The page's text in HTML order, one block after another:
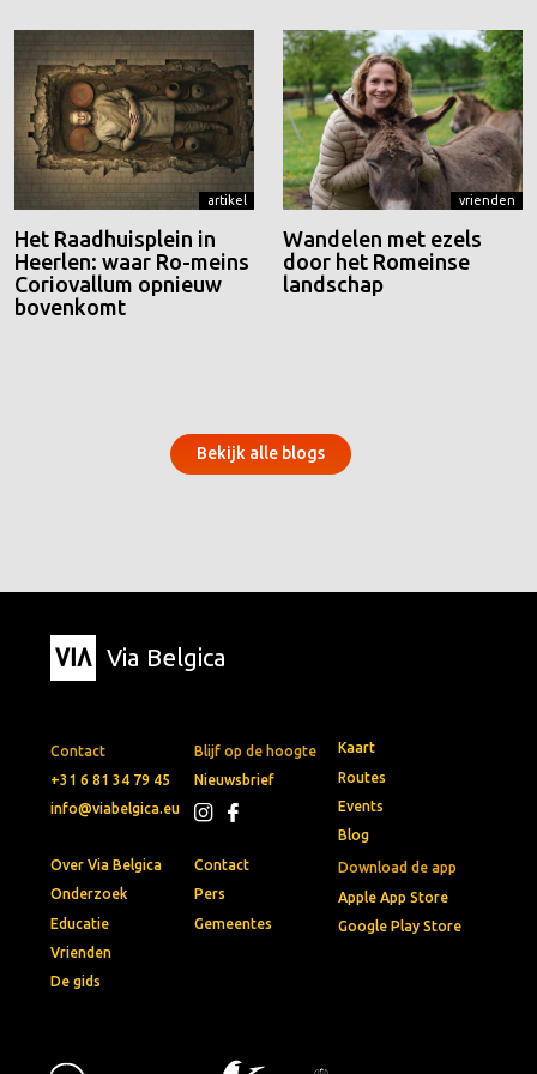
artikel
Het Raadhuisplein in
Heerlen: waar Ro-meins
Coriovallum opnieuw
bovenkomt
vrienden
Wandelen met ezels
door het Romeinse
landschap
Bekijk alle blogs
Via Belgica
Contact
+31 6 81 34 79 45
info@viabelgica.eu
Blijf op de hoogte
Nieuwsbrief
Download de app
Apple App Store
Google Play Store
Kaart
Routes
Events
Blog
Over Via Belgica
Onderzoek
Educatie
Vrienden
De gids
Contact
Pers
Gemeentes